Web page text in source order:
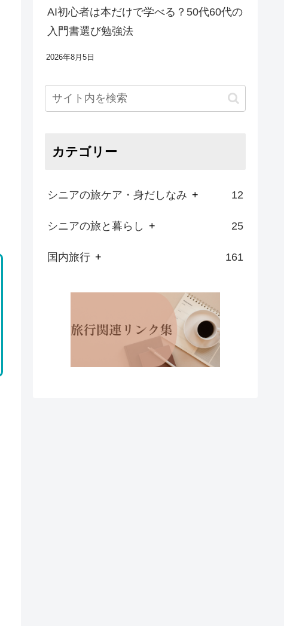
AI初心者は本だけで学べる？50代60代の
入門書選び勉強法
2026年8月5日
カテゴリー
シニアの旅ケア・身だしなみ + 12
シニアの旅と暮らし + 25
国内旅行 + 161